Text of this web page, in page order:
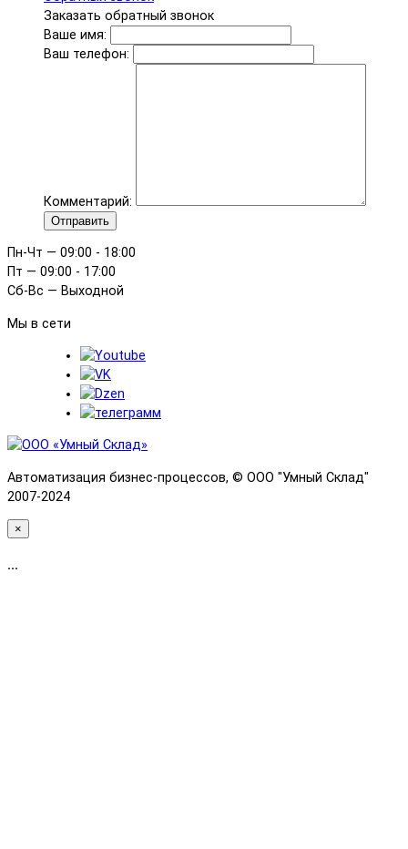
Заказать обратный звонок
Ваше имя:
Ваш телефон:
Комментарий:
Отправить
Пн-Чт — 09:00 - 18:00
Пт — 09:00 - 17:00
Сб-Вс — Выходной
Мы в сети
Автоматизация бизнес-процессов, © OOO "Умный Склад"
2007-2024
×
...